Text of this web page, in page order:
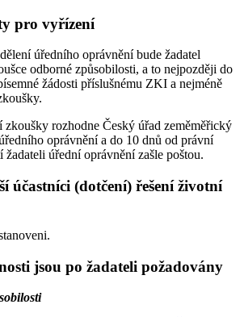
pro vyřízení
úředního oprávnění bude žadatel
odborné způsobilosti, a to nejpozději do
žádosti příslušnému ZKI a nejméně
zkoušky rozhodne Český úřad zeměměřický
oprávnění a do 10 dnů od právní
úřední oprávnění zašle poštou.
účastníci (dotčení) řešení životní
jsou po žadateli požadovány